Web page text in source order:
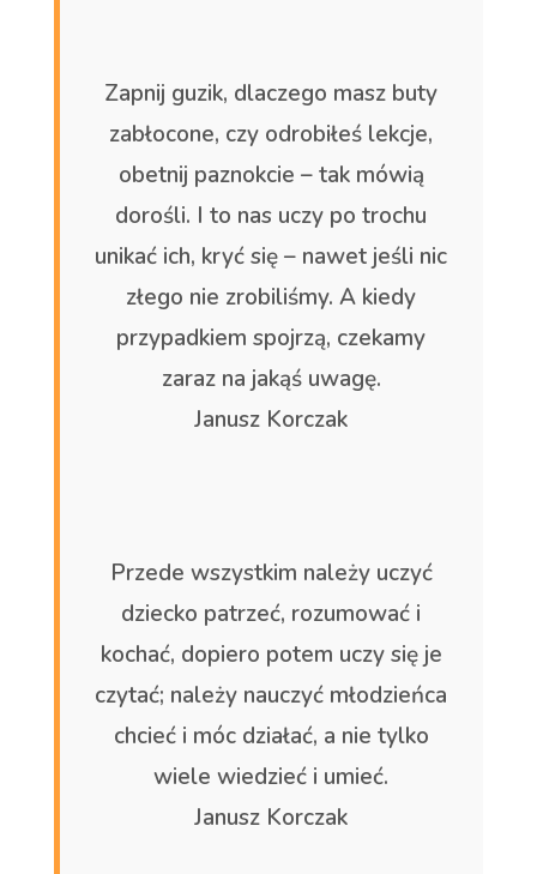
Zapnij guzik, dlaczego masz buty
zabłocone, czy odrobiłeś lekcje,
obetnij paznokcie – tak mówią
dorośli. I to nas uczy po trochu
unikać ich, kryć się – nawet jeśli nic
złego nie zrobiliśmy. A kiedy
przypadkiem spojrzą, czekamy
zaraz na jakąś uwagę.
Janusz Korczak
Przede wszystkim należy uczyć
dziecko patrzeć, rozumować i
kochać, dopiero potem uczy się je
czytać; należy nauczyć młodzieńca
chcieć i móc działać, a nie tylko
wiele wiedzieć i umieć.
Janusz Korczak